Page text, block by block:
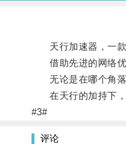
天行加速器，一款
借助先进的网络优
无论是在哪个角落
在天行的加持下，
#3#
评论